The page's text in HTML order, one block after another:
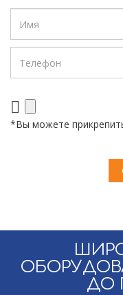
*Вы можете
ДО